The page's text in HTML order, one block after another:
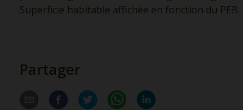
Superficie habitable affichée en fonction du PEB.
Partager